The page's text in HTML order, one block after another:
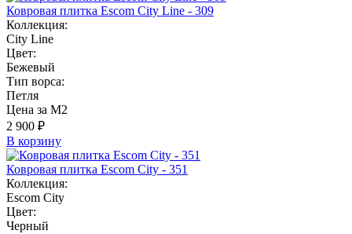
Ковровая плитка Escom City Line - 309
Коллекция:
City Line
Цвет:
Бежевый
Тип ворса:
Петля
Цена за М2
2 900 ₽
В корзину
Ковровая плитка Escom City - 351
Коллекция:
Escom City
Цвет:
Черный